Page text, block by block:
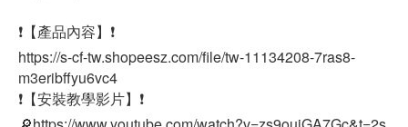
❗【產品內容】❗
https://s-cf-tw.shopeesz.com/file/tw-11134208-7ras8-
m3eribffyu6vc4
❗【安裝教學影片】❗